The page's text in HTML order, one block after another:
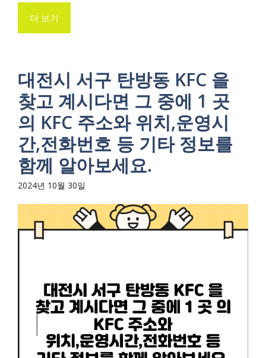
더 보기
대전시 서구 탄방동 KFC 을
찾고 계시다면 그 중에 1 곳
의 KFC 주소와 위치,운영시
간,전화번호 등 기타 정보를
함께 알아보세요.
2024년 10월 30일